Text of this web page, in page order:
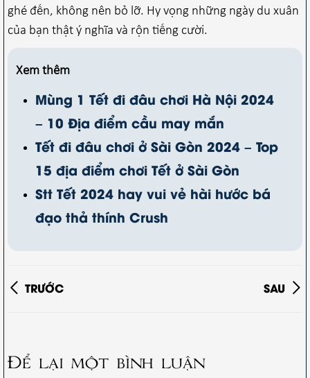
ghé đến, không nên bỏ lỡ. Hy vọng những ngày du xuân
của bạn thật ý nghĩa và rộn tiếng cười.
Xem thêm
Mùng 1 Tết đi đâu chơi Hà Nội 2024
– 10 Địa điểm cầu may mắn
Tết đi đâu chơi ở Sài Gòn 2024 – Top
15 địa điểm chơi Tết ở Sài Gòn
Stt Tết 2024 hay vui vẻ hài hước bá
đạo thả thính Crush
TRƯỚC SAU
Để lại một bình luận